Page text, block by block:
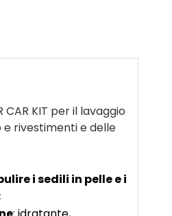
CAR KIT per il lavaggio
rivestimenti e delle
i sedili in pelle e i